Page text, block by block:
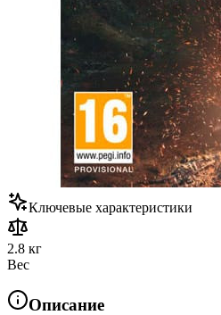
Ключевые характеристики
2.8 кг
Вес
Описание